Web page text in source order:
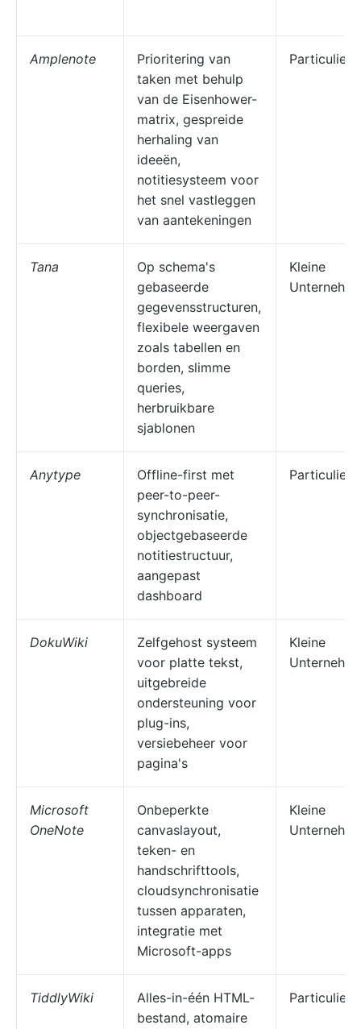
Amplenote
Prioritering van
taken met behulp
van de Eisenhower-
matrix, gespreide
herhaling van
ideeën,
notitiesysteem voor
het snel vastleggen
van aantekeningen
Tana
Op schema's
gebaseerde
gegevensstructuren,
flexibele weergaven
zoals tabellen en
borden, slimme
queries,
herbruikbare
sjablonen
Kleine
Anytype
Offline-first met
peer-to-peer-
synchronisatie,
objectgebaseerde
notitiestructuur,
aangepast
dashboard
DokuWiki
Zelfgehost systeem
voor platte tekst,
uitgebreide
ondersteuning voor
plug-ins,
versiebeheer voor
pagina's
Kleine
Microsoft
OneNote
Onbeperkte
canvaslayout,
teken- en
handschrifttools,
cloudsynchronisatie
tussen apparaten,
integratie met
Microsoft-apps
Kleine
TiddlyWiki
Alles-in-één HTML-
bestand, atomaire